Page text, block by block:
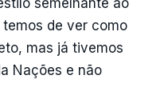
de ver como
mas já tivemos
Nações e não